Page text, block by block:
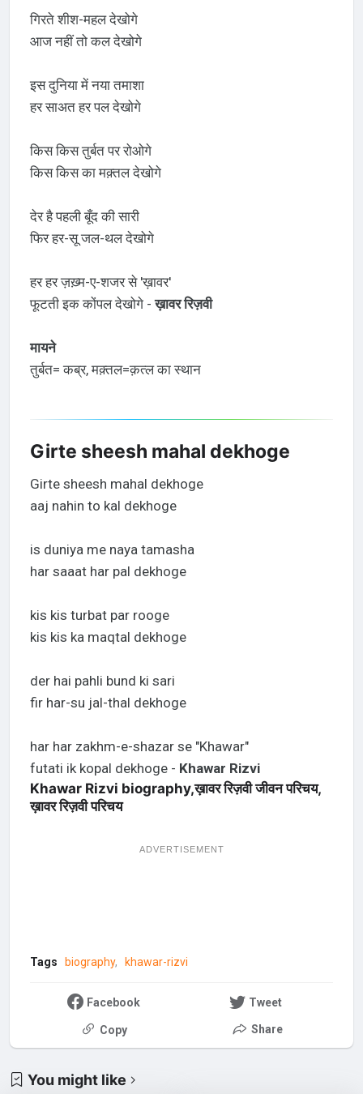
गिरते शीश-महल देखोगे
आज नहीं तो कल देखोगे
इस दुनिया में नया तमाशा
हर साअत हर पल देखोगे
किस किस तुर्बत पर रोओगे
किस किस का मक़्तल देखोगे
देर है पहली बूँद की सारी
फिर हर-सू जल-थल देखोगे
हर हर ज़ख़्म-ए-शजर से 'ख़ावर'
फूटती इक कोंपल देखोगे -ख़ावर रिज़वी
मायने
तुर्बत= कब्र, मक़्तल=क़त्ल का स्थान
Girte sheesh mahal dekhoge
Girte sheesh mahal dekhoge
aaj nahin to kal dekhoge
is duniya me naya tamasha
har saaat har pal dekhoge
kis kis turbat par rooge
kis kis ka maqtal dekhoge
der hai pahli bund ki sari
fir har-su jal-thal dekhoge
har har zakhm-e-shazar se "Khawar"
futati ik kopal dekhoge - Khawar Rizvi
Khawar Rizvi biography,ख़ावर रिज़वी जीवन परिचय,
ख़ावर रिज़वी परिचय
ADVERTISEMENT
Tags biography khawar-rizvi
Facebook Tweet
Copy Share
You might like